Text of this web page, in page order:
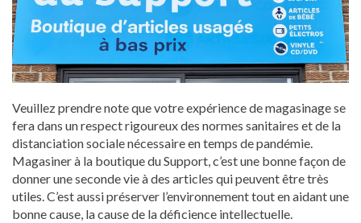
Veuillez prendre note que votre expérience de magasinage se
fera dans un respect rigoureux des normes sanitaires et de la
distanciation sociale nécessaire en temps de pandémie.
Magasiner à la boutique du Support, c’est une bonne façon de
donner une seconde vie à des articles qui peuvent être très
utiles. C’est aussi préserver l’environnement tout en aidant une
bonne cause, la cause de la déficience intellectuelle.